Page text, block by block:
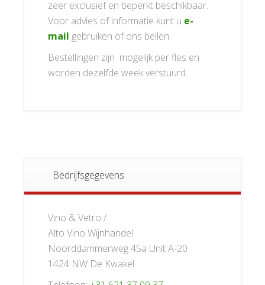
zeer exclusief en beperkt beschikbaar.
Voor advies of informatie kunt u e-
mail gebruiken of ons bellen.
Bestellingen zijn mogelijk per fles en
worden dezelfde week verstuurd.
Bedrijfsgegevens
Vino & Vetro /
Alto Vino Wijnhandel
Noorddammerweg 45a Unit A-20
1424 NW De Kwakel